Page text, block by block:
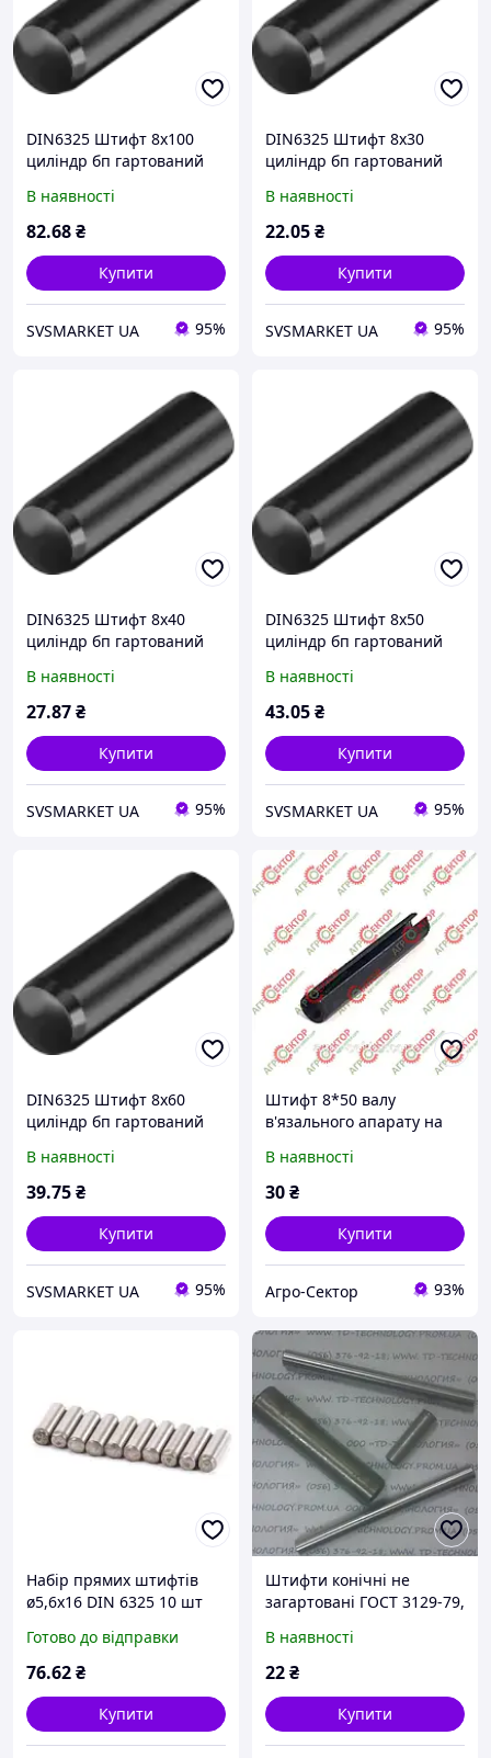
DIN6325 Штифт 8х100
циліндр бп гартований
В наявності
82.68₴
Купити
SVSMARKET UA 95%
DIN6325 Штифт 8х30
циліндр бп гартований
В наявності
22.05₴
Купити
SVSMARKET UA 95%
DIN6325 Штифт 8х40
циліндр бп гартований
В наявності
27.87₴
Купити
SVSMARKET UA 95%
DIN6325 Штифт 8х50
циліндр бп гартований
В наявності
43.05₴
Купити
SVSMARKET UA 95%
DIN6325 Штифт 8х60
циліндр бп гартований
В наявності
39.75₴
Купити
SVSMARKET UA 95%
Штифт 8*50 валу
в'язального апарату на
8x50 DIN1481
0915.51.87.00 0915518700
В наявності
30₴
Купити
Агро-Сектор 93%
Набір прямих штифтів
ø5,6x16 DIN 6325 10 шт
Rational 1005.1901
Готово до відправки
76.62₴
Купити
Штифти конічні не
загартовані ГОСТ 3129-79,
В наявності
22₴
Купити